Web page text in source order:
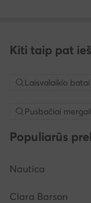
Kiti taip pat
Laisvalaikio
Pusbačiai
Populiarūs
Nautica
Clara Barson